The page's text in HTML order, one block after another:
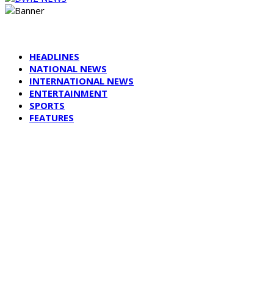
HEADLINES
NATIONAL NEWS
INTERNATIONAL NEWS
ENTERTAINMENT
SPORTS
FEATURES